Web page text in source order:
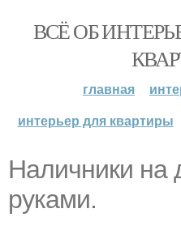
ВСЁ ОБ
главная
интерьер для квартиры
Наличники на
руками.